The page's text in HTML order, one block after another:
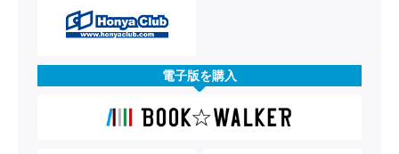
電子版を購入